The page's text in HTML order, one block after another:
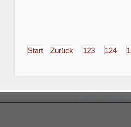
Start Zurück 123 124